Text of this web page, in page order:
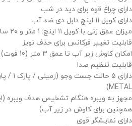
دارای چراغ قوه برای دید در شب
دارای کویل 11 اینچ دابل دی ضد آب
میزان عمق زنی با کویل ۱۱ اینچ: ۱ متر و ۲۰ سانتی متر
قابلیت تغییر فرکانس برای حذف نویز
امکان کاوش زیر آب تا عمق 3 متر (10 فوت)
قابلیت تنظیم صدا
METAL)
مجهز به ویبره هنگام تشخیص هدف ویبره
همچنین برای کاوش در زیر آب)
دارای نمایشگر قوی